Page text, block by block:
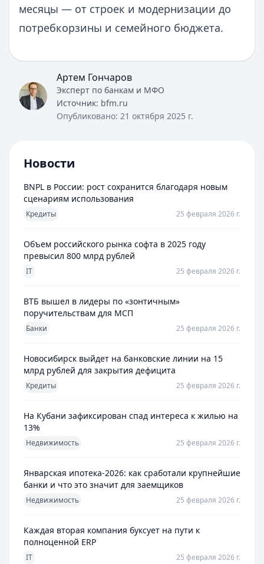
месяцы — от строек и модернизации до
потребкорзины и семейного бюджета.
Артем Гончаров
Эксперт по банкам и МФО
Источник: bfm.ru
Опубликовано: 21 октября 2025 г.
Новости
BNPL в России: рост сохранится благодаря новым
сценариям использования
Кредиты 25 февраля 2026 г.
Объем российского рынка софта в 2025 году
превысил 800 млрд рублей
IT 25 февраля 2026 г.
ВТБ вышел в лидеры по «зонтичным»
поручительствам для МСП
Банки 25 февраля 2026 г.
Новосибирск выйдет на банковские линии на 15
млрд рублей для закрытия дефицита
Кредиты 25 февраля 2026 г.
На Кубани зафиксирован спад интереса к жилью на
13%
Недвижимость 25 февраля 2026 г.
Январская ипотека-2026: как сработали крупнейшие
банки и что это значит для заемщиков
Недвижимость 25 февраля 2026 г.
Каждая вторая компания буксует на пути к
полноценной ERP
IT 25 февраля 2026 г.